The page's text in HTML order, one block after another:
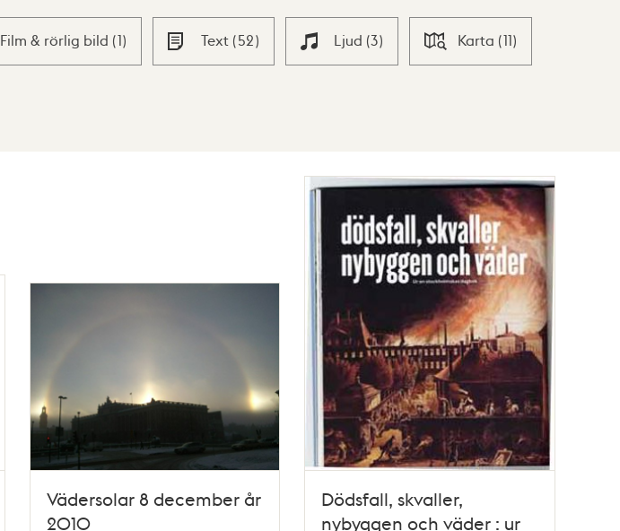
Film & rörlig bild (1) Text (52) Ljud (3) Karta (11)
Vädersolar 8 december år
2010
Dödsfall, skvaller,
nybyggen och väder : ur